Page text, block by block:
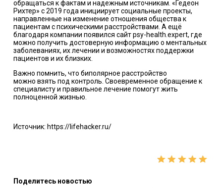
обращаться к фактам и надежным источникам. «Гедеон
Рихтер» с 2019 года инициирует социальные проекты,
направленные на изменение отношения общества к
пациентам с психическими расстройствами. А ещё
благодаря компании появился сайтpsy-health.expert, где
можно получить достоверную информацию о ментальных
заболеваниях, их лечении и возможностях поддержки
пациентов и их близких.
Важно помнить, что биполярное расстройство
можно взять под контроль. Своевременное обращение к
специалисту и правильное лечение помогут жить
полноценной жизнью.
Источник: https://lifehacker.ru/
Поделитесь новостью